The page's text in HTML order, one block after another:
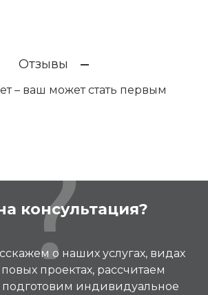
Отзывы
– ваш может стать первым
консультация?
о наших услугах, видах
проектах, рассчитаем
подготовим индивидуальное